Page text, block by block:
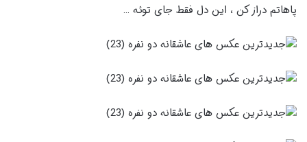
پاهاتم دراز کن ، این دل فقط جای توئه …